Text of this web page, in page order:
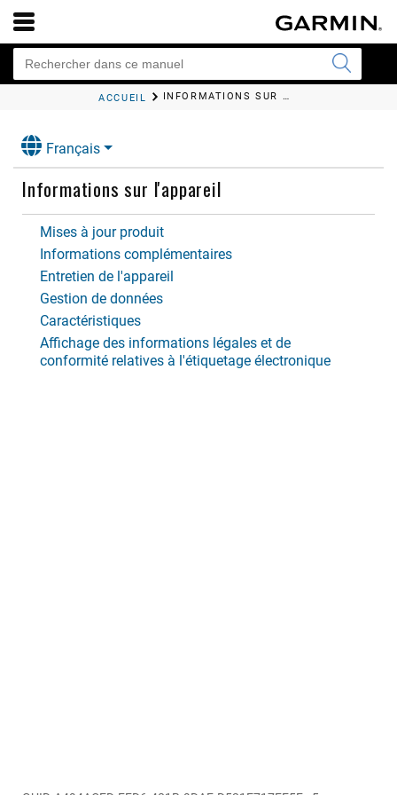
ACCUEIL INFORMATIONS SUR L'APPAREIL
Français
Informations sur l'appareil
Mises à jour produit
Informations complémentaires
Entretien de l'appareil
Gestion de données
Caractéristiques
Affichage des informations légales et de
conformité relatives à l'étiquetage électronique